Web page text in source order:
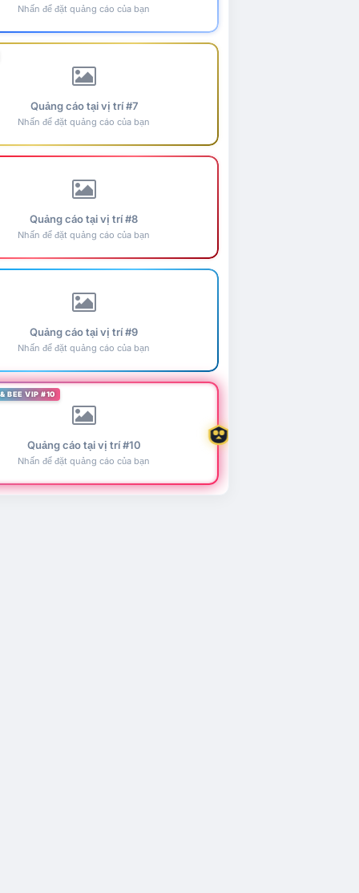
Nhấn để đặt quảng cáo của bạn
Quảng cáo tại vị trí #7
Nhấn để đặt quảng cáo của bạn
Quảng cáo tại vị trí #8
Nhấn để đặt quảng cáo của bạn
Quảng cáo tại vị trí #9
Nhấn để đặt quảng cáo của bạn
BEE VIP #10
Quảng cáo tại vị trí #10
Nhấn để đặt quảng cáo của bạn